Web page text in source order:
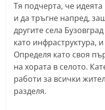
о
р
–
k
a
Тя подчерта, че
и да тръгне напред,
другите села
като инфраструктура,
Определя като своя
на хората в селото.
работи за всички
разделя.